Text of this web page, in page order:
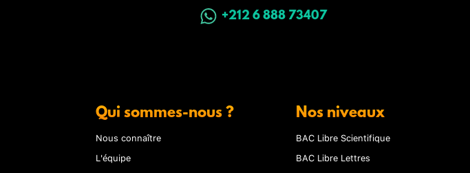
+212 6 888 73407
Qui sommes-nous ?
Nous connaître
L'équipe
Nos niveaux
BAC Libre Scientifique
BAC Libre Lettres